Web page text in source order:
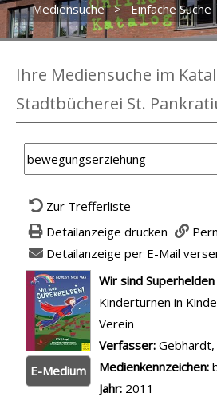
Mediensuche>Einfache Suche
Ihre Mediensuche im
Stadtbücherei St.
Zur Trefferliste
Detailanzeige drucken
Detailanzeige per E-Mail
wird in neuem Tab
E-Medium
Wir sind Superhelden
Kinderturnen in
Verein
Verfasser: Suche
Gebhardt,
Medienkennzeichen:
Jahr: 2011